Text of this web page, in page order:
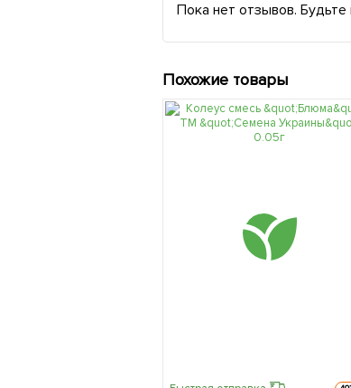
Пока нет отзывов.
Похожие товары